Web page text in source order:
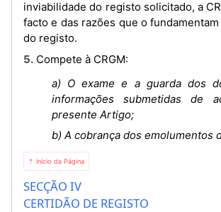
inviabilidade do registo solicitado, a
facto e das razões que o
do registo.
5. Compete à CRGM:
a) O exame e a guarda dos
informações submetidas de
presente Artigo;
b) A cobrança dos emolumentos
⇡ Início da Página
SECÇÃO IV
CERTIDÃO DE REGISTO